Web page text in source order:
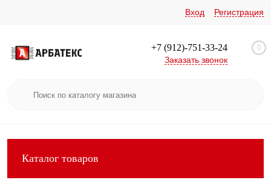
Вход Регистрация
+7 (912)-751-33-24
Заказать звонок
0
Каталог товаров